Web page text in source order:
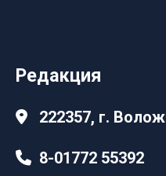
Редакция
222357, г.
8-01772 55392